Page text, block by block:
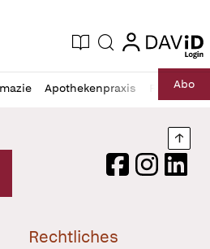
Zeitung
Aktuelle Ausgabe
Suche login
login
Apothekenpraxis RechtAbo
Logo
FacebookInstagram
Rechtliches